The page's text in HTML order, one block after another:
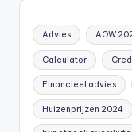
Advies AOW
Calculator
Financieel advies
Huizenprijzen 2024